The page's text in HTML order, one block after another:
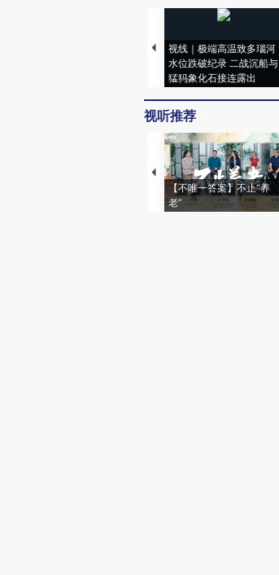
视线｜极端高温致多瑙河
水位跌破纪录 二战沉船与
猛犸象化石接连露出
视听推荐
【不唯一答案】不止“养
老”